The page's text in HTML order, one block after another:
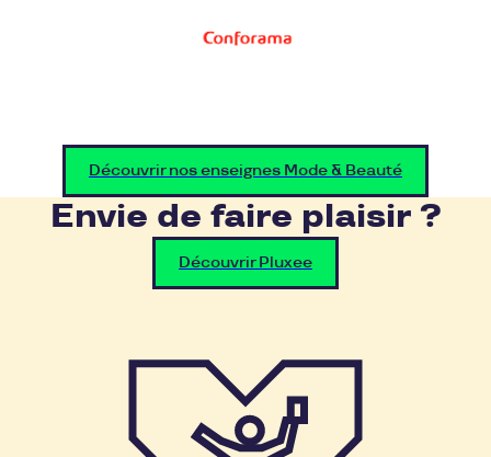
Découvrir nos enseignes Mode & Beauté
Envie de faire plaisir ?
Découvrir Pluxee